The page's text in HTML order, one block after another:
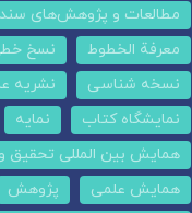
مطالعات و پژوهش‌های
معرفة الخطوط
نسخ
نسخه شناسی
نشریه
نمایشگاه کتاب
نمایه
همایش بین المللی
همایش علمی
پژوهش